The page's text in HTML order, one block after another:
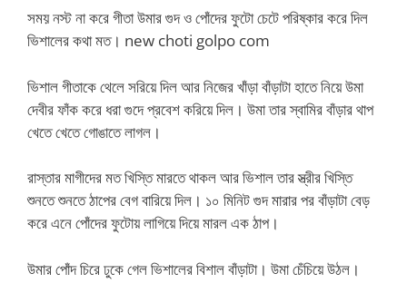
সময় নস্ট না করে গীতা উমার গুদ ও পোঁদের ফুটো চেটে পরিষ্কার করে দিল
ভিশালের কথা মত। new choti golpo com
ভিশাল গীতাকে থেলে সরিয়ে দিল আর নিজের খাঁড়া বাঁড়াটা হাতে নিয়ে উমা
দেবীর ফাঁক করে ধরা গুদে প্রবেশ করিয়ে দিল। উমা তার স্বামির বাঁড়ার থাপ
খেতে খেতে গোঙাতে লাগল।
রাস্তার মাগীদের মত খিস্তি মারতে থাকল আর ভিশাল তার স্ত্রীর খিস্তি
শুনতে শুনতে ঠাপের বেগ বারিয়ে দিল। ১০ মিনিট গুদ মারার পর বাঁড়াটা বেড়
করে এনে পোঁদের ফুটোয় লাগিয়ে দিয়ে মারল এক ঠাপ।
উমার পোঁদ চিরে ঢুকে গেল ভিশালের বিশাল বাঁড়াটা। উমা চেঁচিয়ে উঠল।